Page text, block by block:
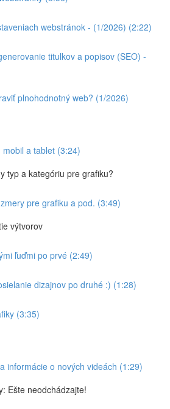
webstránok - (1/2026) (2:22)
titulkov a popisov (SEO) -
plnohodnotný web? (1/2026)
a tablet (3:24)
typ a kategóriu pre grafiku?
pre grafiku a pod. (3:49)
výtvorov
ľuďmi po prvé (2:49)
dizajnov po druhé :) (1:28)
(3:35)
informácie o nových videách (1:29)
Ešte neodchádzajte!